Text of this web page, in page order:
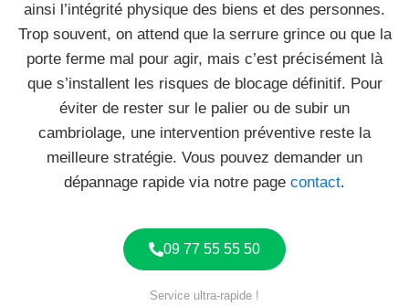
ainsi l’intégrité physique des biens et des personnes.
Trop souvent, on attend que la serrure grince ou que la
porte ferme mal pour agir, mais c’est précisément là
que s’installent les risques de blocage définitif. Pour
éviter de rester sur le palier ou de subir un
cambriolage, une intervention préventive reste la
meilleure stratégie. Vous pouvez demander un
dépannage rapide via notre page contact.
09 77 55 55 50
Service ultra-rapide !